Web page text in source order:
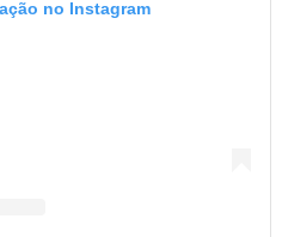
no Instagram